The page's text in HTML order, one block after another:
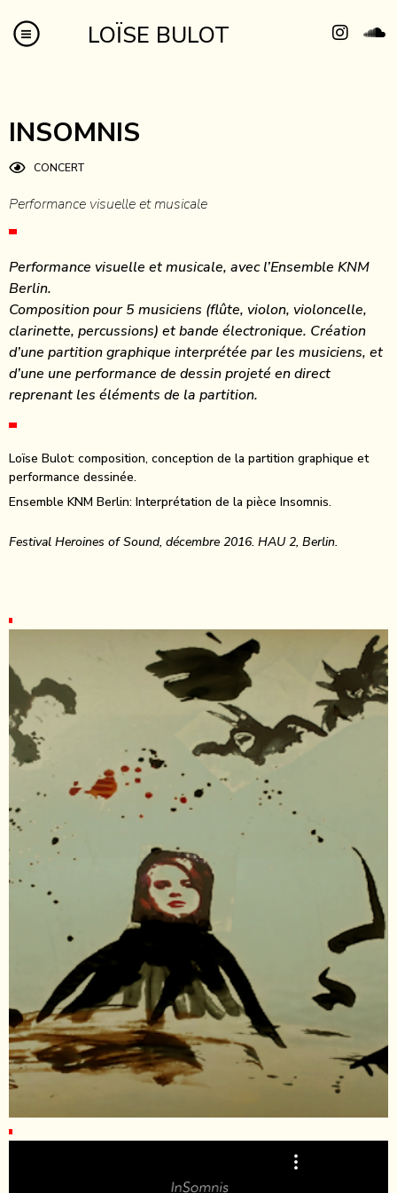
LOÏSE BULOT
INSOMNIS
CONCERT
Performance visuelle et musicale
Performance visuelle et musicale, avec l’Ensemble KNM
Berlin.
Composition pour 5 musiciens (flûte, violon, violoncelle,
clarinette, percussions) et bande électronique. Création
d’une partition graphique interprétée par les musiciens, et
d’une une performance de dessin projeté en direct
reprenant les éléments de la partition.
Loïse Bulot: composition, conception de la partition graphique et
performance dessinée.
Ensemble KNM Berlin: Interprétation de la pièce Insomnis.
Festival Heroines of Sound, décembre 2016. HAU 2, Berlin.